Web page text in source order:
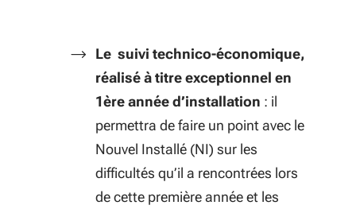
Le suivi technico-économique,
réalisé à titre exceptionnel en
1ère année d’installation : il
permettra de faire un point avec le
Nouvel Installé (NI) sur les
difficultés qu’il a rencontrées lors
de cette première année et les